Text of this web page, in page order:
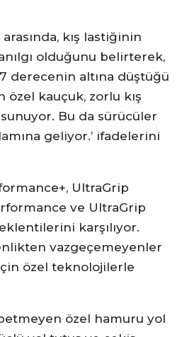
kış lastiğinin
olduğunu belirterek,
derecenin altına düştüğü
özel kauçuk, zorlu kış
Bu da sürücüler
geliyor.’ ifadelerini
UltraGrip
ve UltraGrip
karşılıyor.
vazgeçemeyenler
özel teknolojilerle
özel hamuru yol